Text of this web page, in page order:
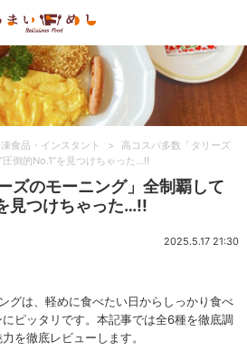
食品・インスタント >
高コスパ多数「タリーズ
倒的No.1”を見つけちゃった…!!
ズのモーニング」全制覇して
見つけちゃった…!!
2025.5.17 21:30
グは、軽めに食べたい日からしっかり食べ
ピッタリです。本記事では全6種を徹底調
を徹底レビューします。